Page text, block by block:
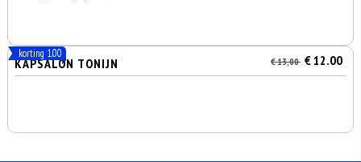
korting 1.00
KAPSALON TONIJN € 13,00 € 12.00